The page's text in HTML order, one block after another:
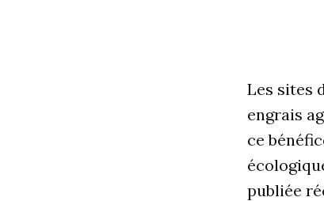
Les sites
engrais
ce
publiée